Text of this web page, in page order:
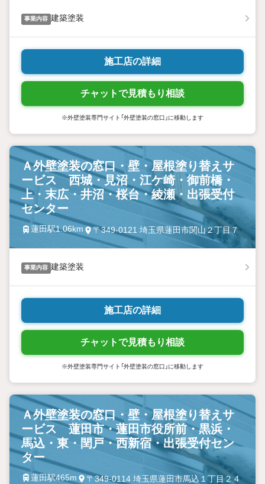
事業内容 建築塗装
施工店の詳細
チャットで見積もり相談
※外壁塗装専門サイト「外壁塗装の窓口」に移動します
Ａ外壁塗装の窓口・壁・屋根塗り替えサ
ービス 西城・見沼・江ケ崎・御前橋・
上・末広・井沼・桜台・綾瀬・出張受付
センター
蓮田駅1.06km 〒349-0121 埼玉県蓮田市関山２丁目７
事業内容 建築塗装
施工店の詳細
チャットで見積もり相談
※外壁塗装専門サイト「外壁塗装の窓口」に移動します
Ａ外壁塗装の窓口・壁・屋根塗り替えサ
ービス 蓮田市・蓮田市役所前・黒浜・
馬込・東・閏戸・西新宿・出張受付セン
ター
蓮田駅465m 〒349-0114 埼玉県蓮田市馬込１丁目２４